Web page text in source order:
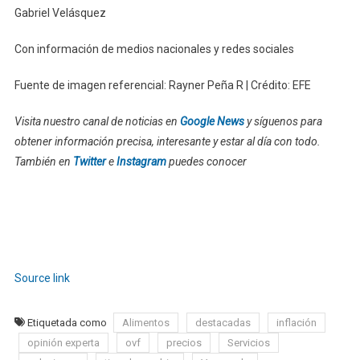
Gabriel Velásquez
Con información de medios nacionales y redes sociales
Fuente de imagen referencial: Rayner Peña R | Crédito: EFE
Visita nuestro canal de noticias en Google Newsy síguenos para
obtener información precisa, interesante y estar al día con todo.
También en TwittereInstagrampuedes conocer
Source link
Etiquetada como Alimentos destacadas
inflación
opinión experta
ovf precios
Servicios